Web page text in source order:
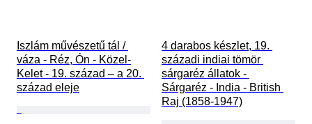
Iszlám művészetű tál /
váza - Réz, Ón - Közel-
Kelet - 19. század – a 20.
század eleje
4 darabos készlet, 19.
századi indiai tömör
sárgaréz állatok -
Sárgaréz - India - British
Raj (1858-1947)